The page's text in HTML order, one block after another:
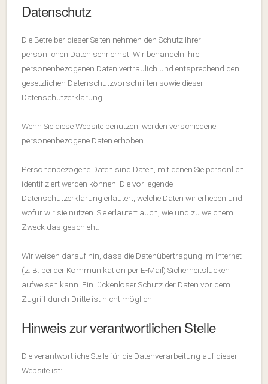
Datenschutz
Die Betreiber dieser Seiten nehmen den Schutz Ihrer
persönlichen Daten sehr ernst. Wir behandeln Ihre
personenbezogenen Daten vertraulich und entsprechend den
gesetzlichen Datenschutzvorschriften sowie dieser
Datenschutzerklärung.
Wenn Sie diese Website benutzen, werden verschiedene
personenbezogene Daten erhoben.
Personenbezogene Daten sind Daten, mit denen Sie persönlich
identifiziert werden können. Die vorliegende
Datenschutzerklärung erläutert, welche Daten wir erheben und
wofür wir sie nutzen. Sie erläutert auch, wie und zu welchem
Zweck das geschieht.
Wir weisen darauf hin, dass die Datenübertragung im Internet
(z. B. bei der Kommunikation per E-Mail) Sicherheitslücken
aufweisen kann. Ein lückenloser Schutz der Daten vor dem
Zugriff durch Dritte ist nicht möglich.
Hinweis zur verantwortlichen Stelle
Die verantwortliche Stelle für die Datenverarbeitung auf dieser
Website ist: